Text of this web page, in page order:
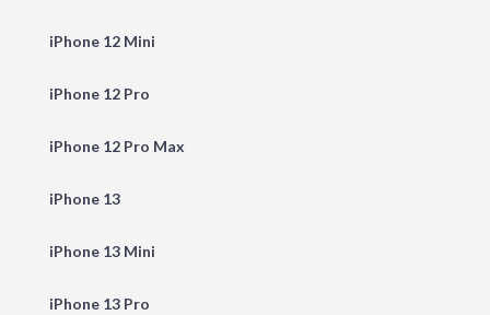
iPhone 12 Mini
iPhone 12 Pro
iPhone 12 Pro Max
iPhone 13
iPhone 13 Mini
iPhone 13 Pro